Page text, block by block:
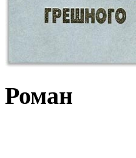
Роман